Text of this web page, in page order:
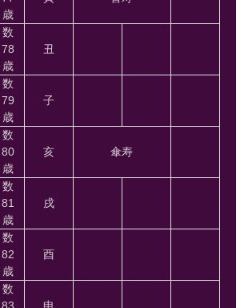
歳
数
78
歳
丑
数
79
歳
子
数
80
歳
亥 傘寿
数
81
歳
戌
数
82
歳
酉
数
83
申